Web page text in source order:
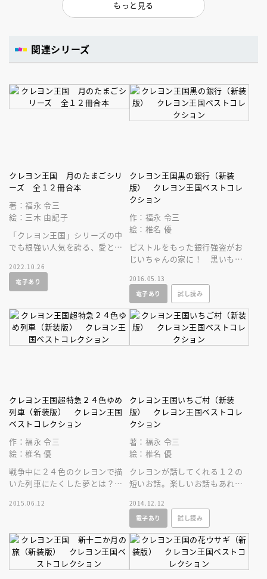
もっと見る
関連シリーズ
クレヨン王国 月のたまごシリ
ーズ 全１２冊合本
著：福永 令三
絵：三木 由記子
「クレヨン王国」シリーズの中
でも根強い人気を誇る、愛と冒
ズ、全１２冊を一気読み！
2022.10.26
電子あり
クレヨン王国黒の銀行（新装
版） クレヨン王国ベストコレ
クション
作：福永 令三
絵：椎名 優
ピストルをもった銀行強盗がお
じいちゃんの家に！ 黒いもの
で、美穂と彰子が大反撃！
2016.05.13
電子あり
試し読み
クレヨン王国超特急２４色ゆめ
列車（新装版） クレヨン王国
ベストコレクション
作：福永 令三
絵：椎名 優
戦争中に２４色のクレヨンで描
いた列車にたくした夢とは？
が織りなす、不思議でせつない
2015.06.12
クレヨン王国いちご村（新装
版） クレヨン王国ベストコレ
クション
著：福永 令三
絵：椎名 優
クレヨンが話してくれる１２の
短いお話。楽しいお話もあれ
一冊で、いろんな気持ちを味わ
えます。
2014.12.12
電子あり
試し読み